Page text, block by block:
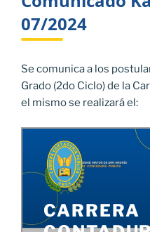
07/2024
Se comunica a los
Grado (2do Ciclo) de la
el mismo se realizará el: